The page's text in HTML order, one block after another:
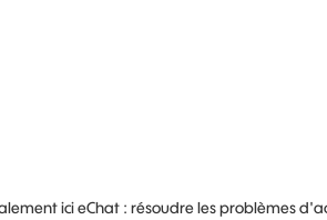
ici eChat : résoudre les problèmes